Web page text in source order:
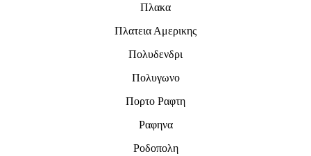
Πλακα
Πλατεια Αμερικης
Πολυδενδρι
Πολυγωνο
Πορτο Ραφτη
Ραφηνα
Ροδοπολη